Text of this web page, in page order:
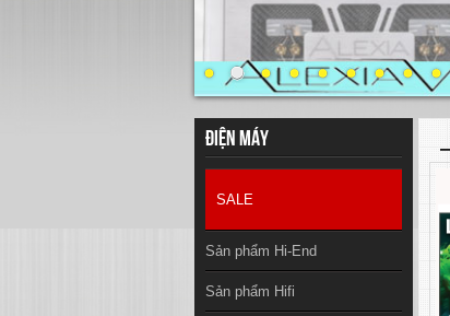
Điện máy
SALE
Sản phẩm Hi-End
Sản phẩm Hifi